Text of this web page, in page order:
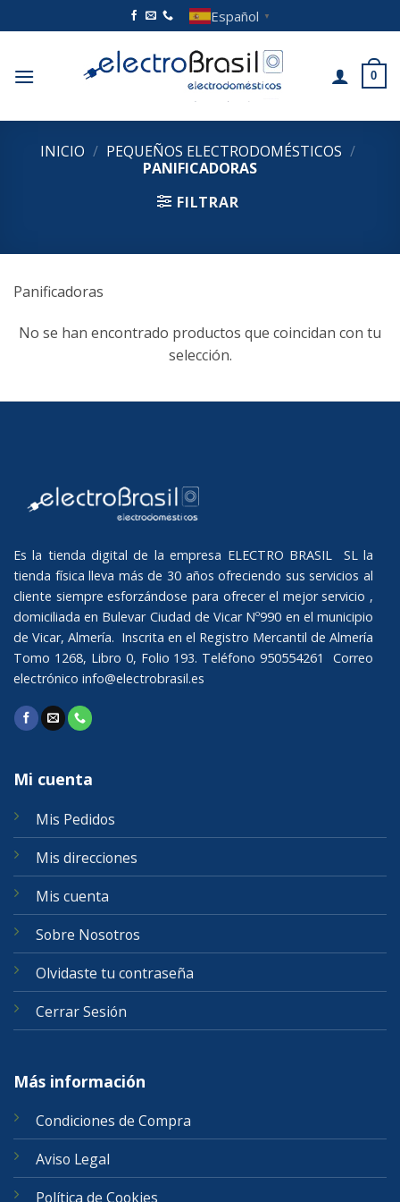
al
Español ▼
0
INICIO / PEQUEÑOS ELECTRODOMÉSTICOS /
PANIFICADORAS
FILTRAR
Panificadoras
No se han encontrado productos que coincidan con tu
selección.
Es la tienda digital de la empresa ELECTRO BRASIL SL la
tienda física lleva más de 30 años ofreciendo sus servicios al
cliente siempre esforzándose para ofrecer el mejor servicio ,
domiciliada en Bulevar Ciudad de Vicar Nº990 en el municipio
de Vicar, Almería. Inscrita en el Registro Mercantil de Almería
Tomo 1268, Libro 0, Folio 193. Teléfono 950554261 Correo
electrónico info@electrobrasil.es
Mi cuenta
Mis Pedidos
Mis direcciones
Mis cuenta
Sobre Nosotros
Olvidaste tu contraseña
Cerrar Sesión
Más información
Condiciones de Compra
Aviso Legal
Política de Cookies